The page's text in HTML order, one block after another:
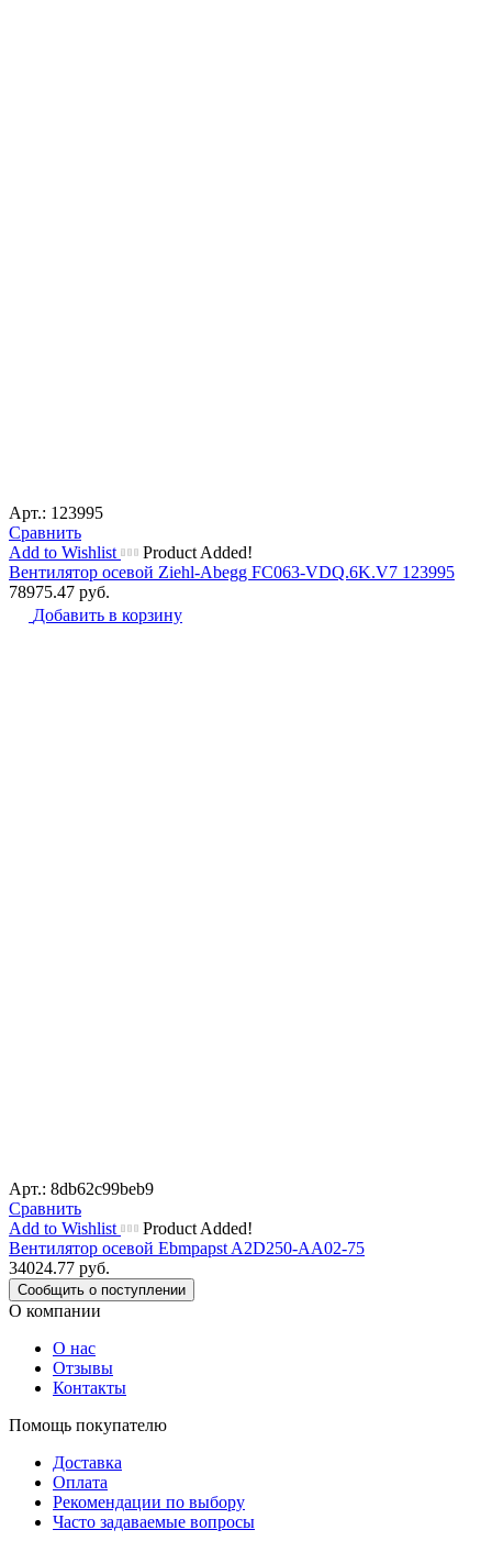
Арт.: 123995
Сравнить
Add to Wishlist
Product Added!
Вентилятор осевой Ziehl-Abegg FC063-VDQ.6K.V7 123995
78975.47 руб.
Добавить в корзину
Арт.: 8db62c99beb9
Сравнить
Add to Wishlist
Product Added!
Вентилятор осевой Ebmpapst A2D250-AA02-75
34024.77 руб.
Сообщить о поступлении
О компании
О нас
Отзывы
Контакты
Помощь покупателю
Доставка
Оплата
Рекомендации по выбору
Часто задаваемые вопросы